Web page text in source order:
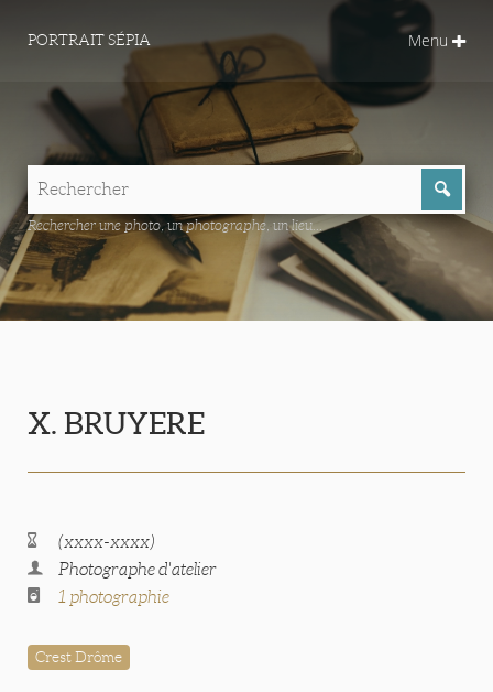
PORTRAIT SÉPIA Menu
Rechercher une photo, un photographe, un lieu...
X. BRUYERE
(xxxx-xxxx)
Photographe d'atelier
1 photographie
Crest Drôme